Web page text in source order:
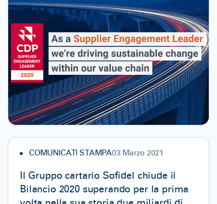
COMUNICATI STAMPA03 Marzo 2021
Il Gruppo cartario Sofidel chiude il
Bilancio 2020 superando per la prima